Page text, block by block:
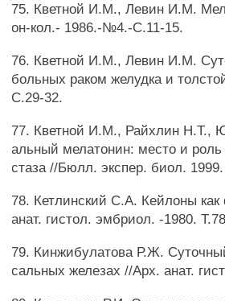
75. Кветной И.М., Левин И.М.
он-кол.- 1986.-№4.-С.11-15.
76. Кветной И.М., Левин И.М.
больных раком желудка и
С.29-32.
77. Кветной И.М., Райхлин Н.Т.,
альный мелатонин: место и
стаза //Бюлл. экспер. биол.
78. Кетлинский С.А. Кейлоны как
анат. гистол. эмбриол. -1980.
79. Кинжибулатова Р.Ж.
сальных железах //Арх. анат.